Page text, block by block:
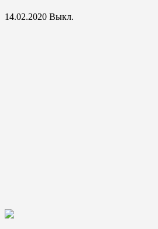
14.02.2020 Выкл.